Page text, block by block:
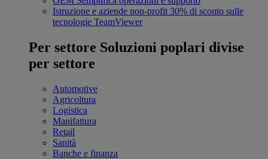
Istruzione e aziende non-profit 30% di sconto sulle
tecnologie TeamViewer
Per settore Soluzioni poplari divise
per settore
Automotive
Agricoltura
Logistica
Manifattura
Retail
Sanità
Banche e finanza